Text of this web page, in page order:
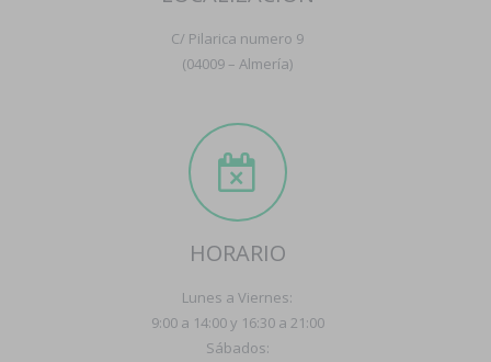
C/ Pilarica numero 9
(04009 – Almería)
HORARIO
Lunes a Viernes:
9:00 a 14:00 y 16:30 a 21:00
Sábados: